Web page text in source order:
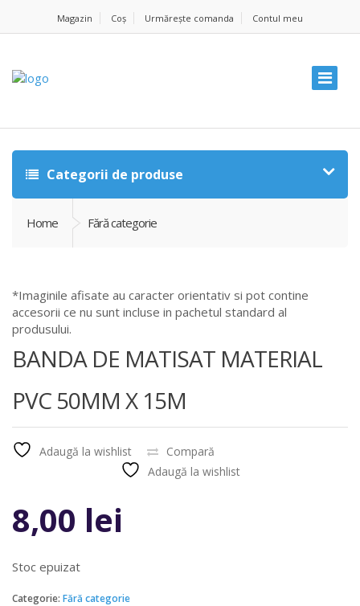
Magazin Coș Urmărește comanda Contul meu
Categorii de produse
Home Fără categorie
*Imaginile afisate au caracter orientativ si pot contine
accesorii ce nu sunt incluse in pachetul standard al
produsului.
BANDA DE MATISAT MATERIAL
PVC 50MM X 15M
Adaugă la wishlist
Compară
Adaugă la wishlist
8,00 lei
Stoc epuizat
Categorie: Fără categorie